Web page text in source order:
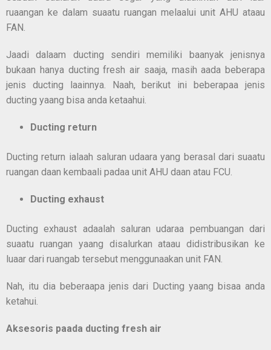
ruaangan ke dalam suaatu ruangan melaalui unit AHU ataau
FAN.
Jaadi dalaam ducting sendiri memiliki baanyak jenisnya
bukaan hanya ducting fresh air saaja, masih aada beberapa
jenis ducting laainnya. Naah, berikut ini beberapaa jenis
ducting yaang bisa anda ketaahui.
Ducting return
Ducting return ialaah saluran udaara yang berasal dari suaatu
ruangan daan kembaali padaa unit AHU daan atau FCU.
Ducting exhaust
Ducting exhaust adaalah saluran udaraa pembuangan dari
suaatu ruangan yaang disalurkan ataau didistribusikan ke
luaar dari ruangab tersebut menggunaakan unit FAN.
Nah, itu dia beberaapa jenis dari Ducting yaang bisaa anda
ketahui.
Aksesoris paada ducting fresh air